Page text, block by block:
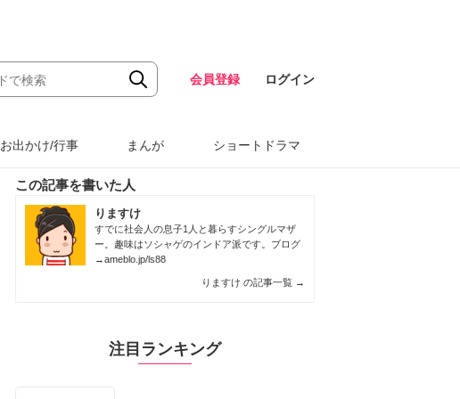
会員登録 ログイン
お出かけ/行事 まんが ショートドラマ
この記事を書いた人
りますけ
すでに社会人の息子1人と暮らすシングルマザ
ー。趣味はソシャゲのインドア派です。ブログ
→ameblo.jp/ls88
りますけ の記事一覧 →
注目ランキング